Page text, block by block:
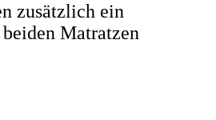
zusätzlich ein
Matratzen